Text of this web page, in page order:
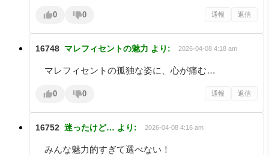
0 0 通報 返信
16748 マレフィセントの魅力 より: 2026-04-08 4:18 am
マレフィセントの孤独な姿に、心が痛む…
0 0 通報 返信
16752 迷ったけど… より: 2026-04-08 4:16 am
みんな魅力的すぎて選べない！